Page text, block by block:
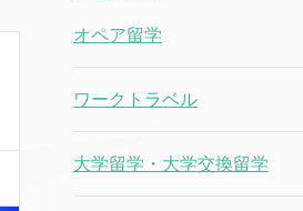
オペア留学
ワークトラベル
大学留学・大学交換留学